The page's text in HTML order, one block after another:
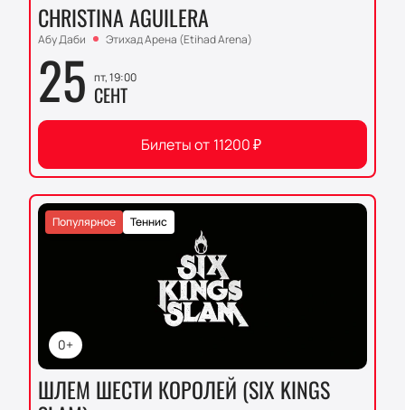
CHRISTINA AGUILERA
Абу Даби Этихад Арена (Etihad Arena)
25 пт, 19:00
СЕНТ
Билеты от 11200₽
0+
Теннис
Популярное
ШЛЕМ ШЕСТИ КОРОЛЕЙ (SIX KINGS